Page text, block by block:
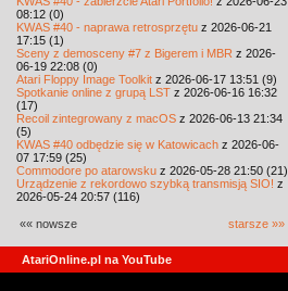
08:12 (0)
KWAS #40 - naprawa retrosprzętu z 2026-06-21
17:15 (1)
Sceny z demosceny #7 z Bigerem i MBR z 2026-
06-19 22:08 (0)
Atari Floppy Image Toolkit z 2026-06-17 13:51 (9)
Spotkanie online z grupą LST z 2026-06-16 16:32
(17)
Recoil zintegrowany z macOS z 2026-06-13 21:34
(5)
KWAS #40 odbędzie się w Katowicach z 2026-06-
07 17:59 (25)
Commodore po atarowsku z 2026-05-28 21:50 (21)
Urządzenie z rekordowo szybką transmisją SIO! z
2026-05-24 20:57 (116)
«« nowsze starsze »»
AtariOnline.pl na YouTube